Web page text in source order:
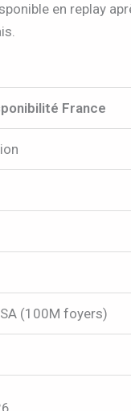
en replay
France
(100M foyers)